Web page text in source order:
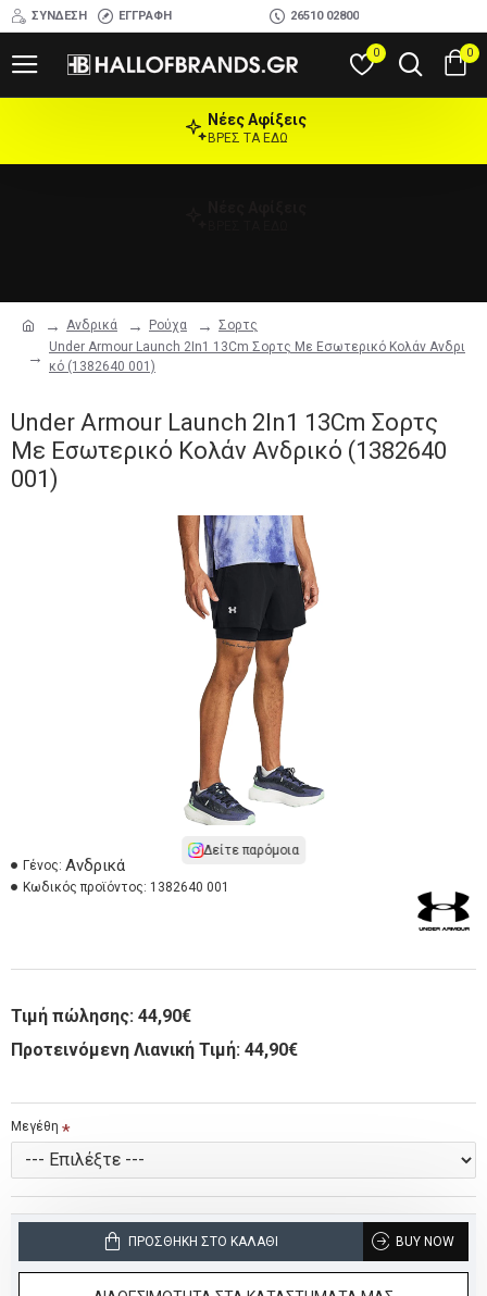
ΣΎΝΔΕΣΗ ΕΓΓΡΑΦΉ 26510 02800
0 0
Ανδρικά Ρούχα
Σορτς
Under Armour Launch 2In1 13Cm Σορτς Με Εσωτερικό Κολάν Ανδρι
κό (1382640 001)
Νέες Αφίξεις
ΒΡΕΣ ΤΑ ΕΔΩ
Under Armour Launch 2In1 13Cm Σορτς
Με Εσωτερικό Κολάν Ανδρικό (1382640
001)
Δείτε παρόμοια
Γένος: Ανδρικά
Κωδικός προϊόντος: 1382640 001
Τιμή πώλησης: 44,90€
Προτεινόμενη Λιανική Τιμή: 44,90€
Μεγέθη
ΠΡΟΣΘΉΚΗ ΣΤΟ ΚΑΛΆΘΙ BUY NOW